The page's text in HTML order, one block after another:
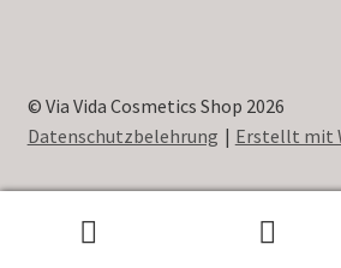
© Via Vida Cosmetics Shop 2026
Datenschutzbelehrung
Erstellt mit